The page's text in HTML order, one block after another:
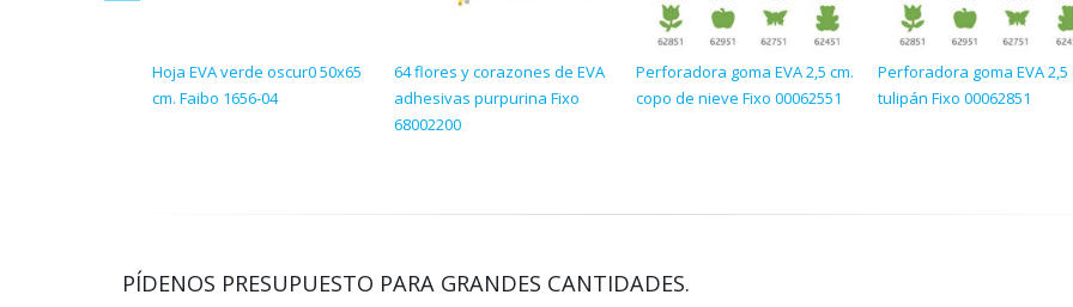
Hoja EVA verde oscur0 50x65
cm. Faibo 1656-04
64 flores y corazones de EVA
adhesivas purpurina Fixo
68002200
Perforadora goma EVA 2,5 cm.
copo de nieve Fixo 00062551
Perforadora goma EVA 2,5
tulipán Fixo 00062851
PÍDENOS PRESUPUESTO PARA GRANDES CANTIDADES.